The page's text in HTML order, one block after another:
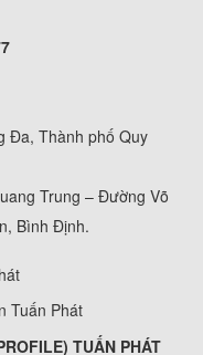
Đa, Thành phố Quy
Trung – Đường Võ
Bình Định.
Tuấn Phát
TUẤN PHÁT